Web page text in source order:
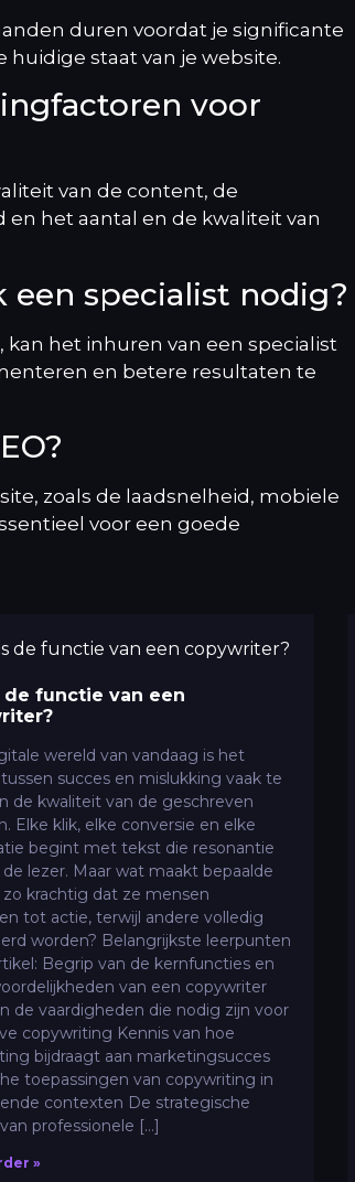
duren voordat je significante
staat van je website.
voor
van de content, de
het aantal en de kwaliteit van
een specialist nodig?
kan het inhuren van een specialist
en betere resultaten te
zoals de laadsnelheid, mobiele
voor een goede
de functie van een
wereld van vandaag is het
succes en mislukking vaak te
de kwaliteit van de geschreven
Elke klik, elke conversie en elke
begint met tekst die resonantie
lezer. Maar wat maakt bepaalde
krachtig dat ze mensen
tot actie, terwijl andere volledig
worden? Belangrijkste leerpunten
Begrip van de kernfuncties en
van een copywriter
de vaardigheden die nodig zijn voor
copywriting Kennis van hoe
bijdraagt aan marketingsucces
toepassingen van copywriting in
contexten De strategische
professionele […]
»